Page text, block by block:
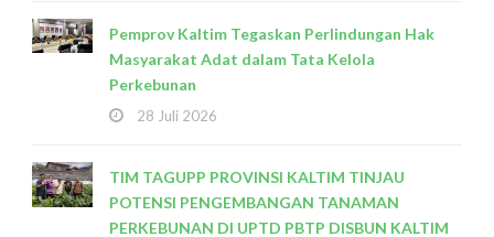
Pemprov Kaltim Tegaskan Perlindungan Hak
Masyarakat Adat dalam Tata Kelola
Perkebunan
28 Juli 2026
TIM TAGUPP PROVINSI KALTIM TINJAU
POTENSI PENGEMBANGAN TANAMAN
PERKEBUNAN DI UPTD PBTP DISBUN KALTIM